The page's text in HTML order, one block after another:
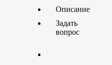
Описание
Задать
вопрос